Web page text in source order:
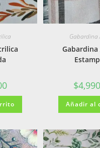
Gabardina
Gabardina
$
Añadir al